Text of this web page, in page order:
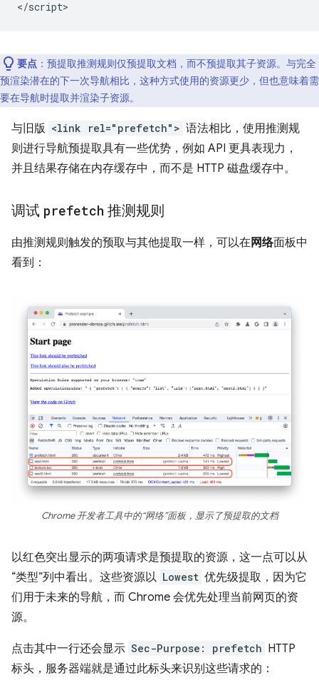
要点 ：预提取推测规则仅预提取文档，而不预提取其子资源。与完全
预渲染潜在的下一次导航相比，这种方式使用的资源更少，但也意味着需
要在导航时提取并渲染子资源。
与旧版 <link rel="prefetch"> 语法相比，使用推测规
则进行导航预提取具有一些优势，例如 API 更具表现力，
并且结果存储在内存缓存中，而不是 HTTP 磁盘缓存中。
调试 prefetch 推测规则
由推测规则触发的预取与其他提取一样，可以在网络面板中
看到：
Chrome 开发者工具中的“网络”面板，显示了预提取的文档
以红色突出显示的两项请求是预提取的资源，这一点可以从
“类型”列中看出。 这些资源以 Lowest 优先级提取，因为它
们用于未来的导航，而 Chrome 会优先处理当前网页的资
源。
点击其中一行还会显示 Sec-Purpose: prefetch HTTP
标头，服务器端就是通过此标头来识别这些请求的：